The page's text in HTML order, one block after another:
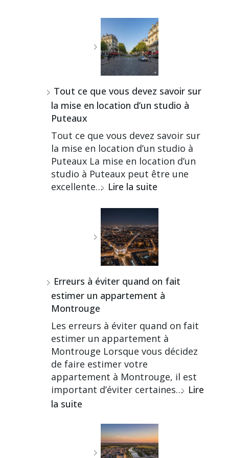
Tout ce que vous devez savoir sur
la mise en location d’un studio à
Puteaux
Tout ce que vous devez savoir sur
la mise en location d’un studio à
Puteaux La mise en location d’un
studio à Puteaux peut être une
excellente… Lire la suite
Erreurs à éviter quand on fait
estimer un appartement à
Montrouge
Les erreurs à éviter quand on fait
estimer un appartement à
Montrouge Lorsque vous décidez
de faire estimer votre
appartement à Montrouge, il est
important d’éviter certaines… Lire
la suite